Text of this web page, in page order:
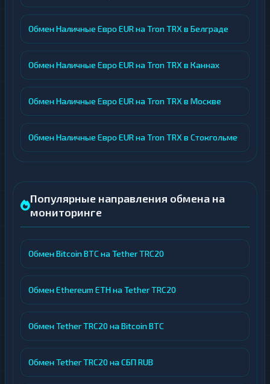
Обмен Наличные Евро EUR на Tron TRX в Белграде
Обмен Наличные Евро EUR на Tron TRX в Каннах
Обмен Наличные Евро EUR на Tron TRX в Москве
Обмен Наличные Евро EUR на Tron TRX в Стокгольме
Популярные направления обмена на
мониторинге
Обмен Bitcoin BTC на Tether TRC20
Обмен Ethereum ETH на Tether TRC20
Обмен Tether TRC20 на Bitcoin BTC
Обмен Tether TRC20 на СБП RUB